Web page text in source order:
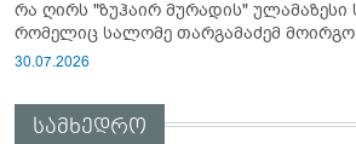
რა ღირს "ზუჰაირ მურადის" ულამაზესი საქორწინო კაბა,
რომელიც სალომე თარგამაძემ მოირგო
30.07.2026
სამხედრო